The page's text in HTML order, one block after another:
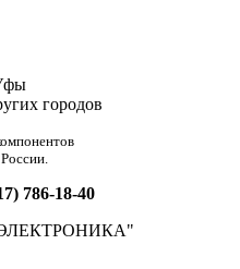
городов
786-18-40